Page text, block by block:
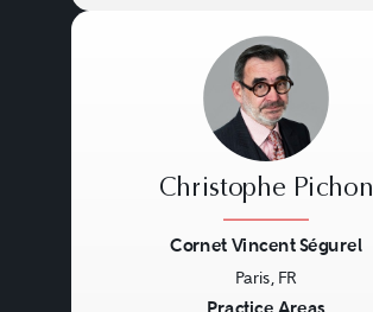
Christophe Pichon
Cornet Vincent Ségurel
Paris, FR